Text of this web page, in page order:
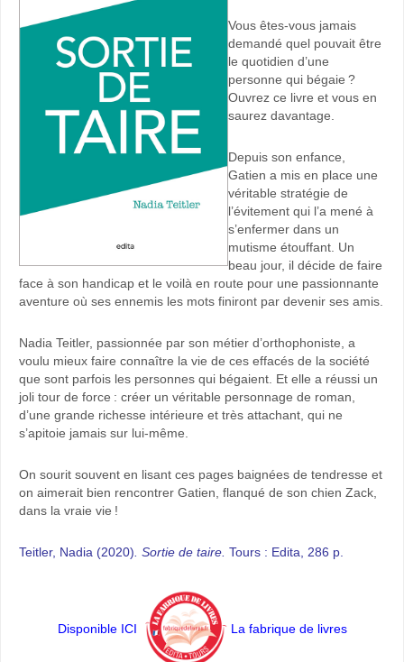
Vous êtes-vous jamais
demandé quel pouvait être
le quotidien d’une
personne qui bégaie ?
Ouvrez ce livre et vous en
saurez davantage.
Depuis son enfance,
Gatien a mis en place une
véritable stratégie de
l’évitement qui l’a mené à
s’enfermer dans un
mutisme étouffant. Un
beau jour, il décide de faire
face à son handicap et le voilà en route pour une passionnante
aventure où ses ennemis les mots finiront par devenir ses amis.
Nadia Teitler, passionnée par son métier d’orthophoniste, a
voulu mieux faire connaître la vie de ces effacés de la société
que sont parfois les personnes qui bégaient. Et elle a réussi un
joli tour de force : créer un véritable personnage de roman,
d’une grande richesse intérieure et très attachant, qui ne
s’apitoie jamais sur lui-même.
On sourit souvent en lisant ces pages baignées de tendresse et
on aimerait bien rencontrer Gatien, flanqué de son chien Zack,
dans la vraie vie !
Teitler, Nadia (2020) . Sortie de taire. Tours : Edita, 286 p.
Disponible ICI La fabrique de livres